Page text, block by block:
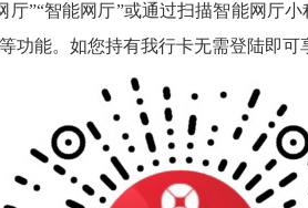
智能网厅”或通过扫描智能网厅小
功能。如您持有我行卡无需登陆即可